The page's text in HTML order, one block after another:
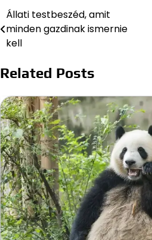
Bejegyzés
navigáció
Állati testbeszéd, amit
minden gazdinak ismernie
kell
Related Posts